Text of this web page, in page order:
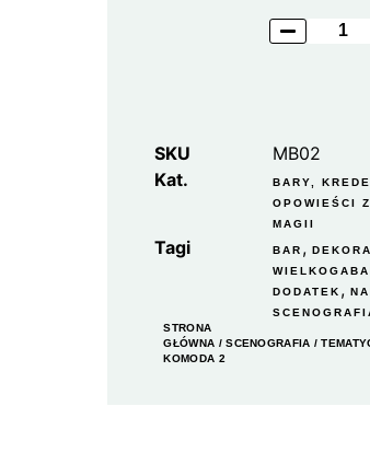
SKU
MB02
Kat.
BARY,
OPOWIEŚCI
MAGII
Tagi BAR ,
DODATEK ,
STRONA
GŁÓWNA /SCENOGRAFIA /
KOMODA 2